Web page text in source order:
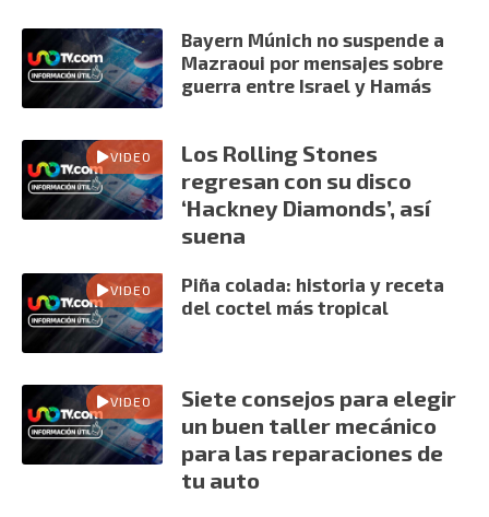
Bayern Múnich no suspende a
Mazraoui por mensajes sobre
guerra entre Israel y Hamás
VIDEO
Los Rolling Stones
regresan con su disco
‘Hackney Diamonds’, así
suena
VIDEO
Piña colada: historia y receta
del coctel más tropical
VIDEO
Siete consejos para elegir
un buen taller mecánico
para las reparaciones de
tu auto